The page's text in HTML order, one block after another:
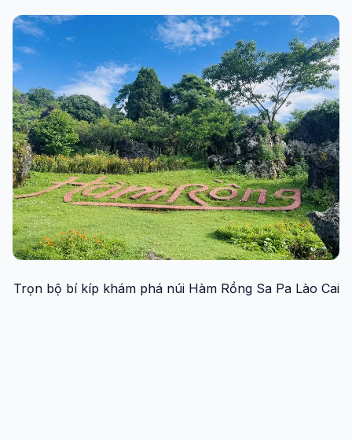
Trọn bộ bí kíp khám phá núi Hàm Rồng Sa Pa Lào Cai